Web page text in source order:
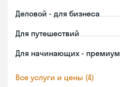
Деловой - для бизнеса
Для путешествий
Для начинающих - премиум
Все услуги и цены (4)